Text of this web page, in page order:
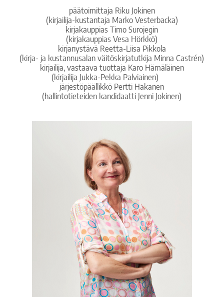
päätoimittaja Riku Jokinen
(kirjailija-kustantaja Marko Vesterbacka)
kirjakauppias Timo Surojegin
(kirjakauppias Vesa Hörkkö)
kirjanystävä Reetta-Liisa Pikkola
(kirja- ja kustannusalan väitöskirjatutkija Minna Castrén)
kirjailija, vastaava tuottaja Karo Hämäläinen
(kirjailija Jukka-Pekka Palviainen)
järjestöpäällikkö Pertti Hakanen
(hallintotieteiden kandidaatti Jenni Jokinen)